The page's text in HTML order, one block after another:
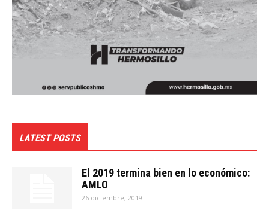
LATEST POSTS
El 2019 termina bien en lo económico:
AMLO
26 diciembre, 2019